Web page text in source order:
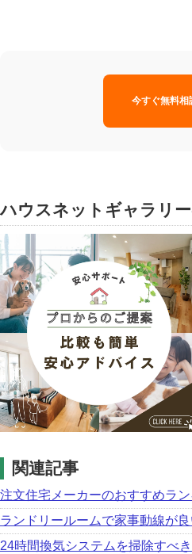
今すぐ無料相
ハウスネットギャラリ
関連記事
注文住宅メーカーのおすすめラ
ランドリールームで家事動線が
24時間換気システムを掃除すべ